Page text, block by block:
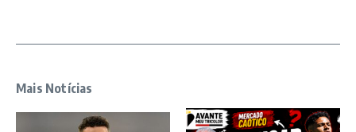
Mais Notícias